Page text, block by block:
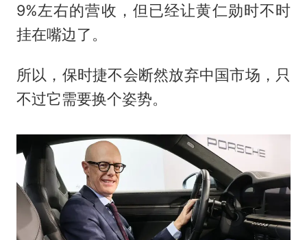
9%左右的营收，但已经让黄仁勋时不时
挂在嘴边了。
所以，保时捷不会断然放弃中国市场，只
不过它需要换个姿势。